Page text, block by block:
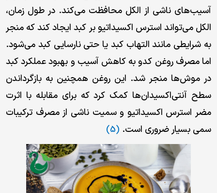
آسیب‌های ناشی از الکل محافظت می‌کند. در طول زمان،
الکل می‌تواند استرس اکسیداتیو بر کبد ایجاد کند که منجر
به شرایطی مانند التهاب کبد یا حتی نارسایی کبد می‌شود.
اما مصرف روغن کدو به کاهش آسیب و بهبود عملکرد کبد
در موش‌ها منجر شد. این روغن همچنین به بازگرداندن
سطح آنتی‌اکسیدان‌ها کمک کرد که برای مقابله با اثرت
مضر استرس اکسیداتیو و سمیت ناشی از مصرف ترکیبات
سمی بسیار ضروری است. (5)